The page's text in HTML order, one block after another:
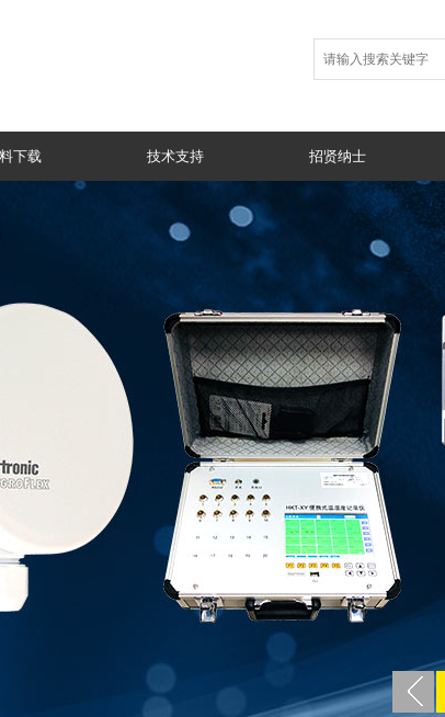
下载 技术支持 招贤纳士